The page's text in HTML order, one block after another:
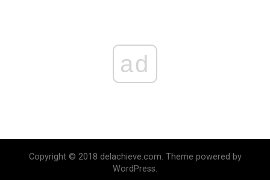
ad
Copyright © 2018 delachieve.com. Theme powered by
WordPress.